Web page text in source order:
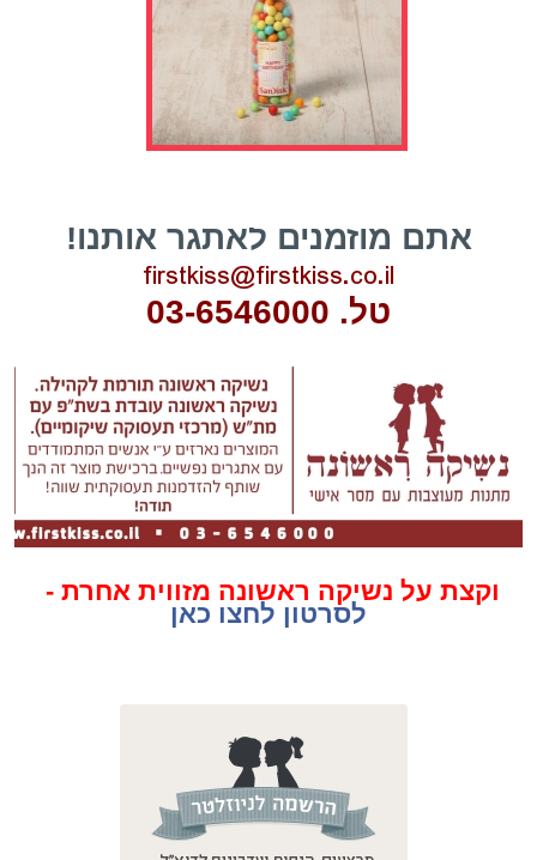
אתם מוזמנים לאתגר אותנו!
firstkiss@firstkiss.co.il
טל. 03-6546000
וקצת על נשיקה ראשונה מזווית אחרת -
לסרטון לחצו כאן